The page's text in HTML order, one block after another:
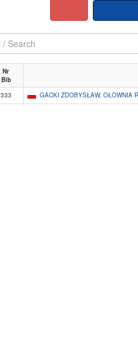
Nr
Bib
333 GACKI ZDOBYSŁAW, OŁOWNIA